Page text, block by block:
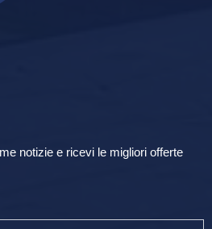
notizie e ricevi le migliori offerte